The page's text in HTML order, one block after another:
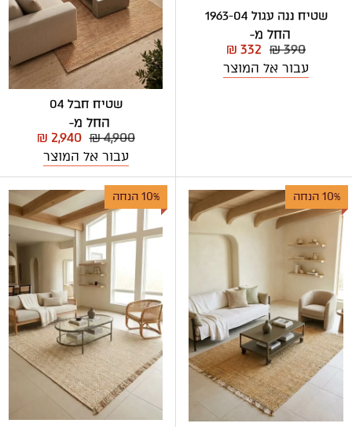
שטיח ננה עגול 1963-04
החל מ-
₪ 390
₪ 332
עבור אל המוצר
שטיח חבל 04
החל מ-
₪ 4,900
₪ 2,940
עבור אל המוצר
10% הנחה 10% הנחה